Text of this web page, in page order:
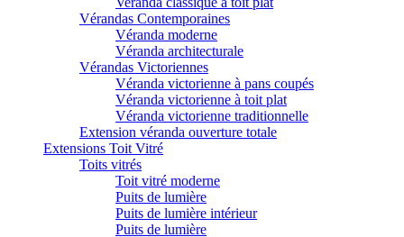
Vérandas Contemporaines
Véranda moderne
Véranda architecturale
Vérandas Victoriennes
Véranda victorienne à pans coupés
Véranda victorienne à toit plat
Véranda victorienne traditionnelle
Extension véranda ouverture totale
Extensions Toit Vitré
Toits vitrés
Toit vitré moderne
Puits de lumière
Puits de lumière intérieur
Puits de lumière